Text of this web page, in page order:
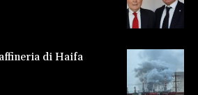
di Haifa